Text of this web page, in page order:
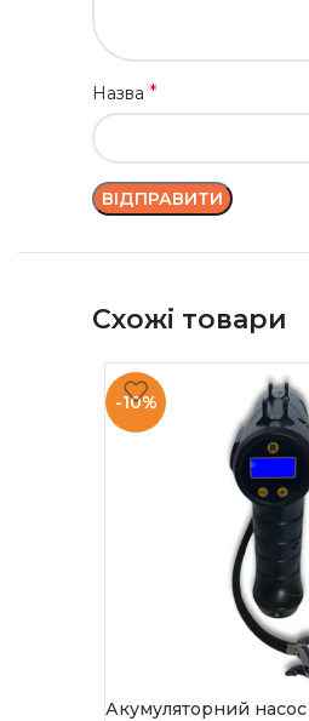
Назва *
Схожі товари
-10%
Акумуляторний